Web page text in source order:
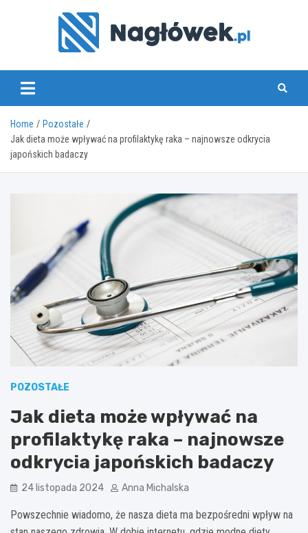
www.naglowek.pl
Home
Pozostałe
Jak dieta może wpływać na profilaktykę raka – najnowsze odkrycia
japońskich badaczy
POZOSTAŁE
Jak dieta może wpływać na
profilaktykę raka – najnowsze
odkrycia japońskich badaczy
24 listopada 2024 Anna Michalska
Powszechnie wiadomo, że nasza dieta ma bezpośredni wpływ na